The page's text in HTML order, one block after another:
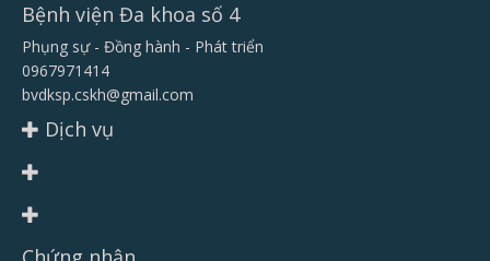
Bệnh viện Đa khoa số 4
Phụng sự - Đồng hành - Phát triển
0967971414
bvdksp.cskh@gmail.com
Dịch vụ